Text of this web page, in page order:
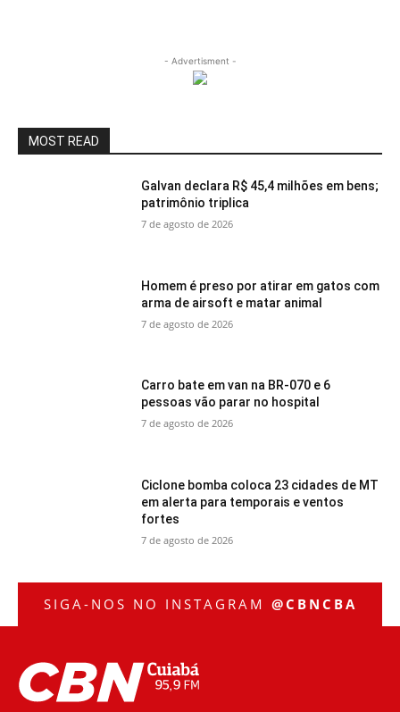
- Advertisment -
MOST READ
Galvan declara R$ 45,4 milhões em bens;
patrimônio triplica
7 de agosto de 2026
Homem é preso por atirar em gatos com
arma de airsoft e matar animal
7 de agosto de 2026
Carro bate em van na BR-070 e 6
pessoas vão parar no hospital
7 de agosto de 2026
Ciclone bomba coloca 23 cidades de MT
em alerta para temporais e ventos
fortes
7 de agosto de 2026
SIGA-NOS NO INSTAGRAM @CBNCBA